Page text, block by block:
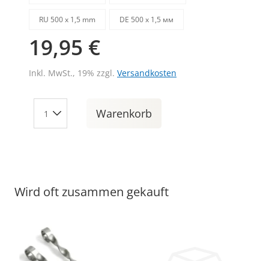
RU 500 х 1,5 mm DE 500 х 1,5 мм
19,95 €
Inkl. MwSt., 19% zzgl. Versandkosten
Warenkorb
Wird oft zusammen gekauft